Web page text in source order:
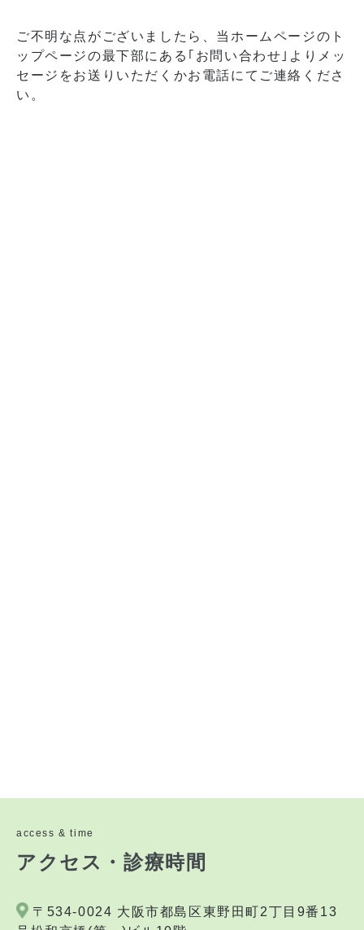
ご不明な点がございましたら、当ホームページのト
ップページの最下部にある｢お問い合わせ｣よりメッ
セージをお送りいただくかお電話にてご連絡くださ
い。
access & time
アクセス・診療時間
〒534-0024 大阪市都島区東野田町2丁目9番13